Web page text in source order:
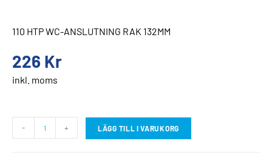
110 HTP WC-ANSLUTNING RAK 132MM
226 Kr
inkl. moms
- + LÄGG TILL I VARUKORG